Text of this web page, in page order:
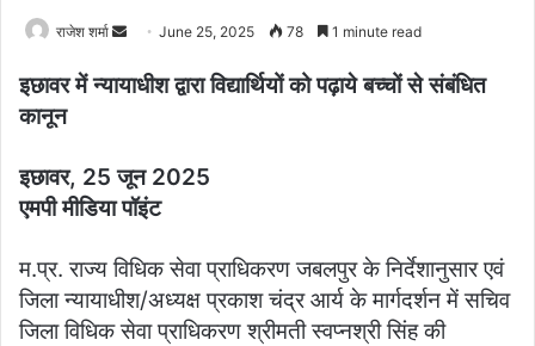
राजेश शर्मा
n
n
e
a
l
June 25, 2025 78 1 minute read
इछावर में न्यायाधीश द्वारा विद्यार्थियों को पढ़ाये बच्चों से संबंधित
कानून
इछावर, 25 जून 2025
एमपी मीडिया पॉइंट
म.प्र. राज्य विधिक सेवा प्राधिकरण जबलपुर के निर्देशानुसार एवं
जिला न्यायाधीश/अध्यक्ष प्रकाश चंद्र आर्य के मार्गदर्शन में सचिव
जिला विधिक सेवा प्राधिकरण श्रीमती स्वप्नश्री सिंह की